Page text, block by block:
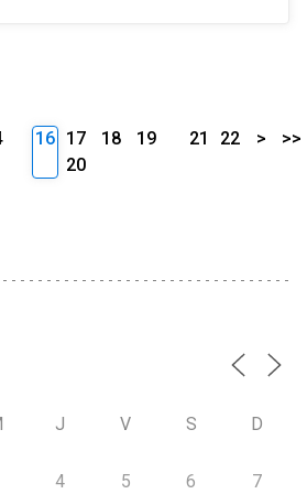
16 17 18
19
20
21 22 > >>
J V S D
4 5 6 7